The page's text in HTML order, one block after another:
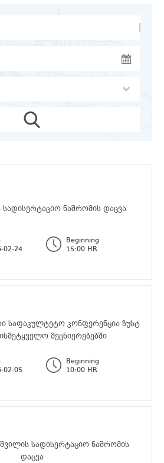
სადისერტაციო ნაშრომის დაცვა
02-24
Beginning
15:00 HR
საფაკულტეტო კონფერენცია ზუსტ
მეცნიერებებში
02-05
Beginning
10:00 HR
სადისერტაციო ნაშრომის
დაცვა